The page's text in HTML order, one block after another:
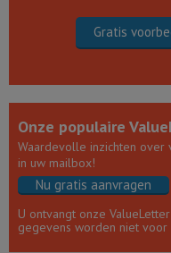
Gratis
Onze populaire
Waardevolle inzichten
in uw mailbox!
Nu gratis aanvragen
U ontvangt onze
gegevens worden niet